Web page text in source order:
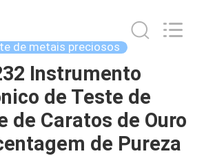
Technology Co.,Ltd.
de metais preciosos
Instrumento
de Teste de
de Caratos de Ouro
de Pureza